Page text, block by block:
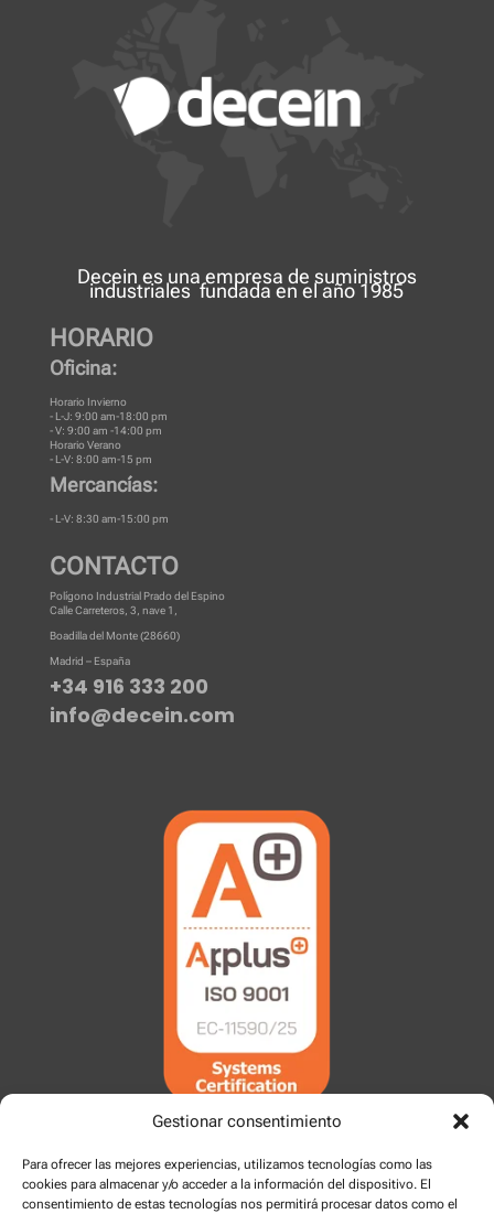
Gestionar consentimiento
Para ofrecer las mejores experiencias, utilizamos tecnologías como las
cookies para almacenar y/o acceder a la información del dispositivo. El
consentimiento de estas tecnologías nos permitirá procesar datos como el
Decein es unaempresa de suministros
industrialesfundada en el año 1985
HORARIO
Oficina:
Horario Invierno
- L-J: 9:00 am-18:00 pm
- V: 9:00 am -14:00 pm
Horario Verano
- L-V: 8:00 am-15 pm
Mercancías:
- L-V: 8:30 am-15:00 pm
CONTACTO
Polígono Industrial Prado del Espino
Calle Carreteros, 3, nave 1,
Boadilla del Monte (28660)
Madrid – España
+34 916 333 200
info@decein.com